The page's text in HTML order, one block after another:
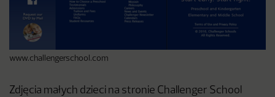
www.challengerschool.com
Zdjęcia małych dzieci na stronie Challenger School